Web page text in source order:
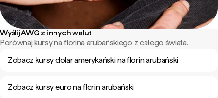
Wyślij AWG z innych walut
Porównaj kursy na florina arubańskiego z całego świata.
Zobacz kursy dolar amerykański na florin arubański
Zobacz kursy euro na florin arubański